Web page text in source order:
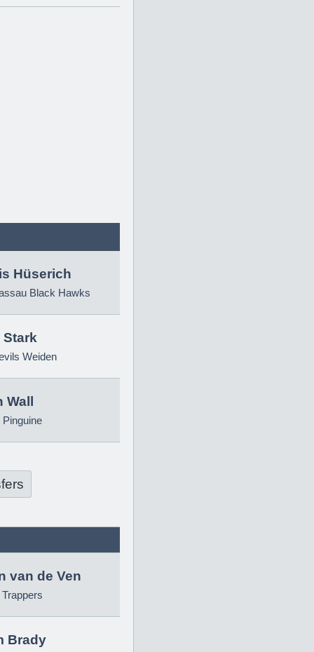
Hüserich
Black Hawks
Stark
Weiden
van de Ven
Brady